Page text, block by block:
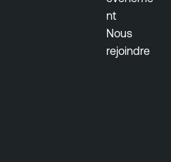
nt
Nous
rejoindre